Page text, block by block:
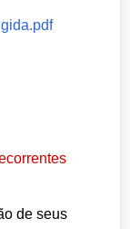
de seus